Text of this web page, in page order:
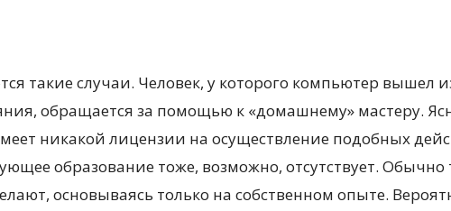
такие случаи. Человек, у которого компьютер вышел
обращается за помощью к «домашнему» мастеру.
никакой лицензии на осуществление подобных
образование тоже, возможно, отсутствует. Обычно
основываясь только на собственном опыте.